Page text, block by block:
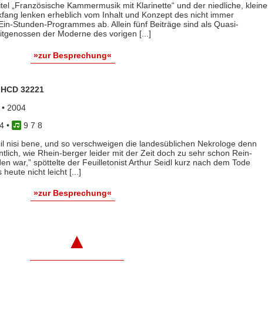
„Französische Kammermusik mit Klarinette“ und der niedliche, kleine
lenken erheblich vom Inhalt und Konzept des nicht immer
Stunden-Programmes ab. Allein fünf Beiträge sind als Quasi-
der Moderne des vorigen [...]
»zur Besprechung«
32221
2004
•
9 7 8
nisi bene, und so verschweigen die landesüblichen Nekrologe denn
wie Rhein-berger leider mit der Zeit doch zu sehr schon Rein-
war,” spöttelte der Feuilletonist Arthur Seidl kurz nach dem Tode
heute nicht leicht [...]
»zur Besprechung«
▲